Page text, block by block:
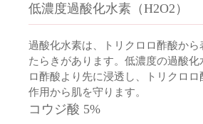
低濃度過酸化水素（H2O2）
過酸化水素は、トリクロロ酢酸か
たらきがあります。低濃度の過酸化
ロ酢酸より先に浸透し、トリクロ
作用から肌を守ります。
コウジ酸 5%